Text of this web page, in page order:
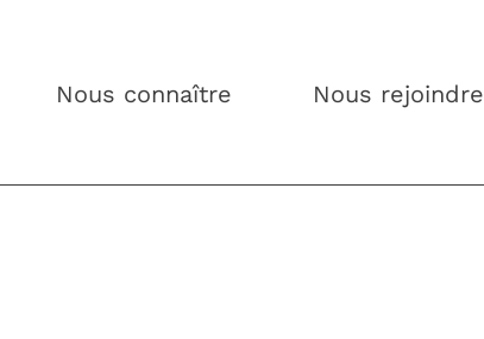
Nous connaître Nous rejoindre